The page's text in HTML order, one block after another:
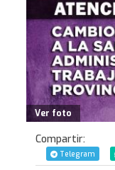
Ver foto
Compartir:
Telegram